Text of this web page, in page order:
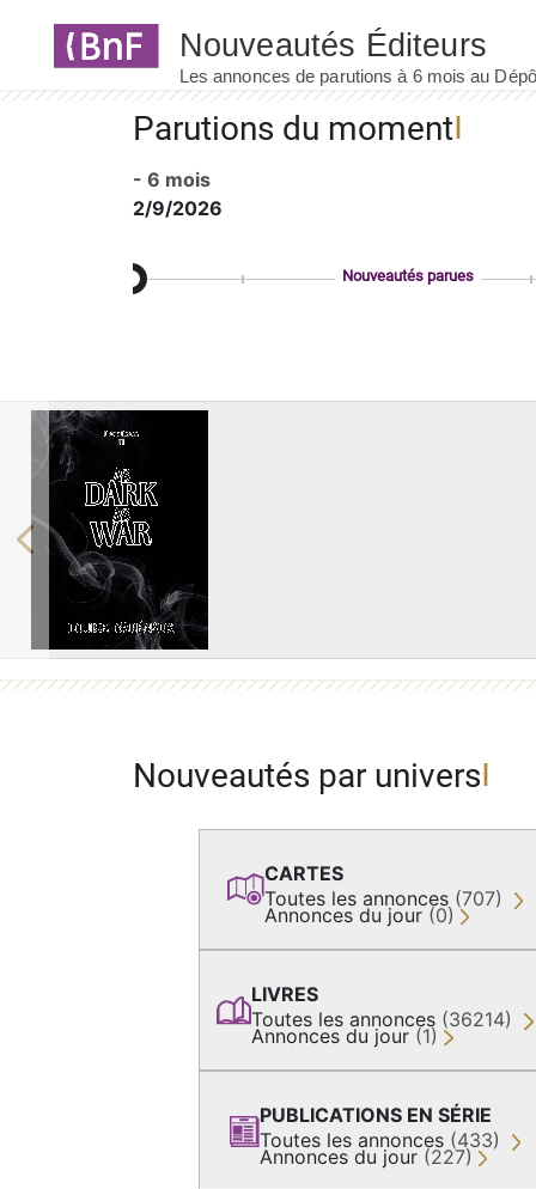
Parutions du moment
- 6 mois
2/9/2026
Nouveautés parues
Previous
Nouveautés par univers
CARTES
Toutes les annonces (707)
Annonces du jour (0)
LIVRES
Toutes les annonces (36214)
Annonces du jour (1)
PUBLICATIONS EN SÉRIE
Toutes les annonces (433)
Annonces du jour (227)